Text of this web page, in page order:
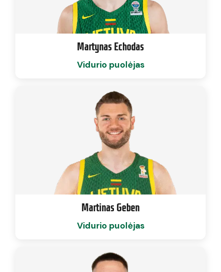
Martynas Echodas
Vidurio puolėjas
Martinas Geben
Vidurio puolėjas